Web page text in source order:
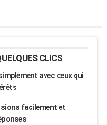
CLICS
avec ceux qui
facilement et